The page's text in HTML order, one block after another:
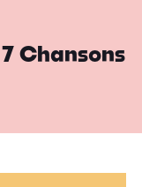
7 Chansons